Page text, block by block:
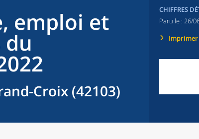
emploi et
du
Croix (42103)
CHIFFRES
Paru le : 26/
Imprimer